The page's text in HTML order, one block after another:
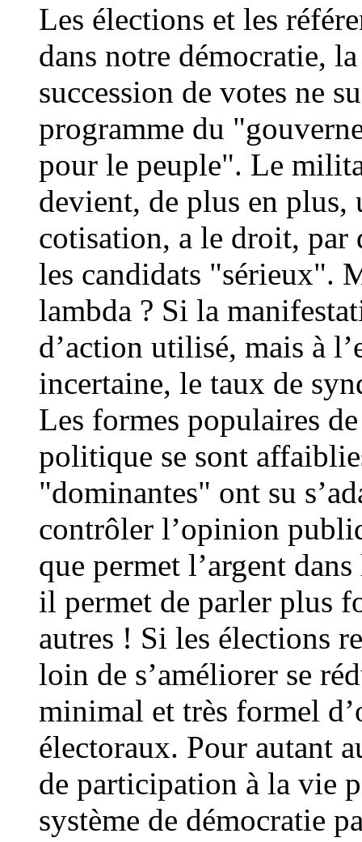
Les élections et les
dans notre démocratie,
succession de votes ne
programme du
pour le peuple". Le
devient, de plus en plus,
cotisation, a le droit, par
les candidats "sérieux".
lambda ? Si la
d’action utilisé, mais à
incertaine, le taux de
Les formes populaires
politique se sont
"dominantes" ont su
contrôler l’opinion
que permet l’argent
il permet de parler plus
autres ! Si les élections
loin de s’améliorer se
minimal et très formel
électoraux. Pour autant
de participation à la vie
système de démocratie